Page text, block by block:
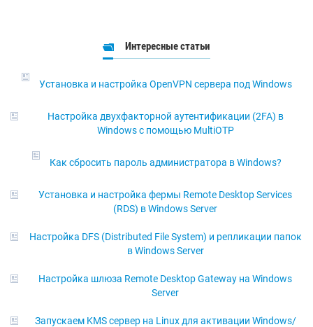
Интересные статьи
Установка и настройка OpenVPN сервера под Windows
Настройка двухфакторной аутентификации (2FA) в
Windows с помощью MultiOTP
Как сбросить пароль администратора в Windows?
Установка и настройка фермы Remote Desktop Services
(RDS) в Windows Server
Настройка DFS (Distributed File System) и репликации папок
в Windows Server
Настройка шлюза Remote Desktop Gateway на Windows
Server
Запускаем KMS сервер на Linux для активации Windows/